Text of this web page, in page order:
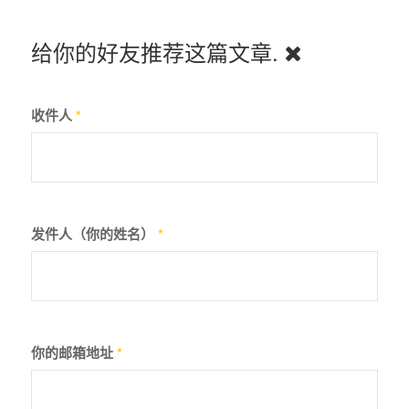
给你的好友推荐这篇文章.
收件人*
发件人（你的姓名） *
你的邮箱地址*